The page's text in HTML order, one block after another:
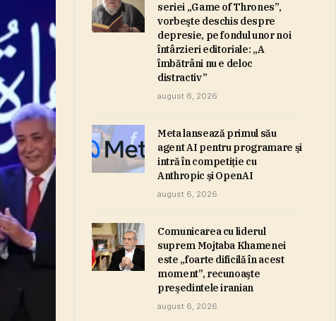
seriei „Game of Thrones”,
vorbeşte deschis despre
depresie, pe fondul unor noi
întârzieri editoriale: „A
îmbătrâni nu e deloc
distractiv”
august 6, 2026
Meta lansează primul său
agent AI pentru programare şi
intră în competiţie cu
Anthropic şi OpenAI
august 6, 2026
Comunicarea cu liderul
suprem Mojtaba Khamenei
este „foarte dificilă în acest
moment”, recunoaşte
preşedintele iranian
august 6, 2026